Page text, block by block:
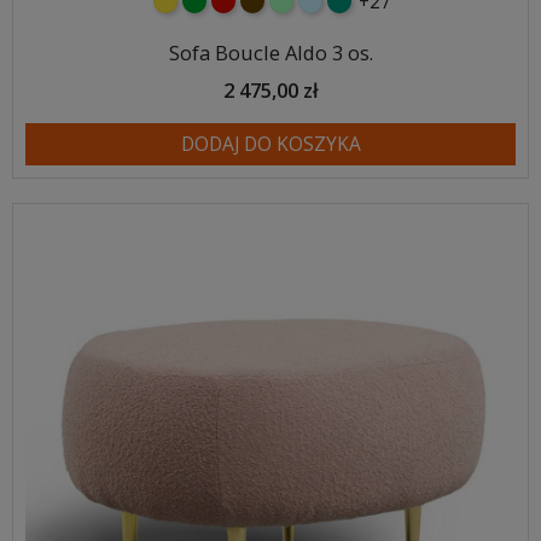
Sofa Boucle Aldo 3 os.
2 475,00 zł
DODAJ DO KOSZYKA